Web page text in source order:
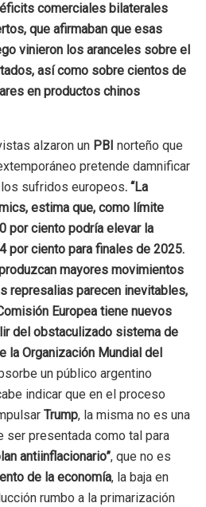
comerciales bilaterales
que afirmaban que esas
vinieron los aranceles sobre el
así como sobre cientos de
en productos chinos
alzaron un PBI norteño que
pretende damnificar
sufridos europeos. “La
estima que, como límite
por ciento podría elevar la
por ciento para finales de 2025.
mayores movimientos
represalias parecen inevitables,
Europea tiene nuevos
del obstaculizado sistema de
la Organización Mundial del
un público argentino
indicar que en el proceso
Trump, la misma no es una
ser presentada como tal para
antiinflacionario”, que no es
de la economía, la baja en
rumbo a la primarización